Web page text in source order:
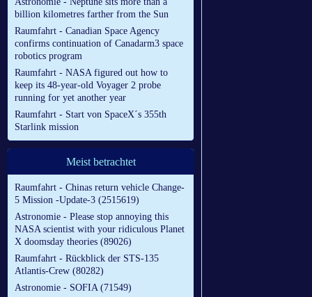
billion kilometres farther from the Sun
Raumfahrt - Canadian Space Agency
confirms continuation of Canadarm3 space
robotics program
Raumfahrt - NASA figured out how to
keep its 48-year-old Voyager 2 probe
running for yet another year
Raumfahrt - Start von SpaceX´s 355th
Starlink mission
Meist betrachtet
Raumfahrt - Chinas return vehicle Change-
5 Mission -Update-3 (2515619)
Astronomie - Please stop annoying this
NASA scientist with your ridiculous Planet
X doomsday theories (89026)
Raumfahrt - Rückblick der STS-135
Atlantis-Crew (80282)
Astronomie - SOFIA (71549)